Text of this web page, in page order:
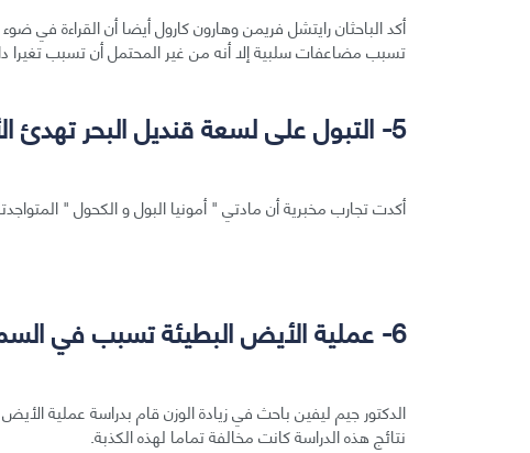
أكد الباحثان رايتشل فريمن وهارون كارول أيضا أن القراءة في
تسبب مضاعفات سلبية إلا أنه من غير المحتمل أن تسبب تغيرا
5- التبول على لسعة قنديل البحر تهدئ الألم:
أكدت تجارب مخبرية أن مادتي " أمونيا البول و الكحول "
6- عملية الأيض البطيئة تسبب في السمنة:
الدكتور جيم ليفين باحث في زيادة الوزن قام بدراسة عملية
نتائج هذه الدراسة كانت مخالفة تماما لهذه الكذبة.